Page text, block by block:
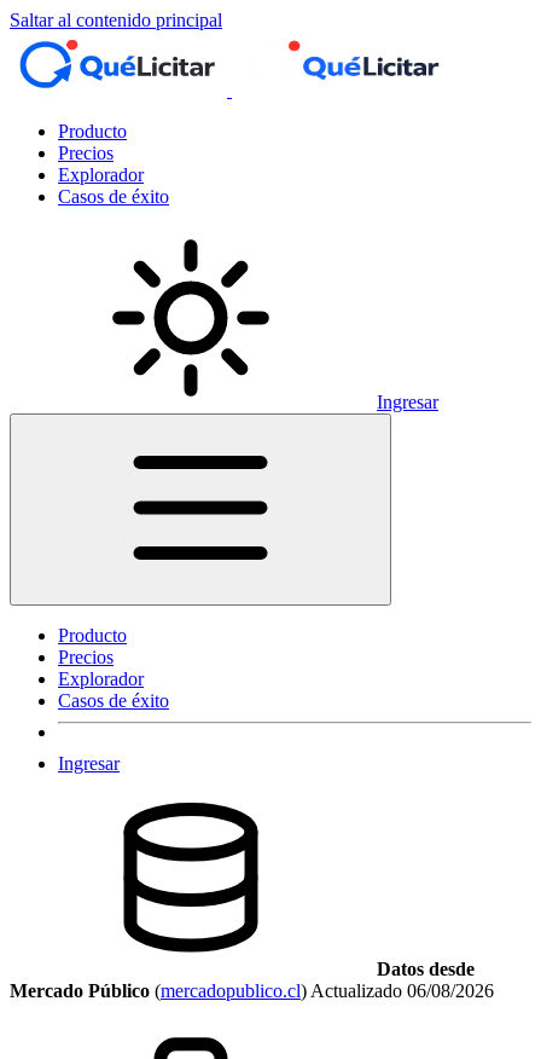
Saltar al contenido principal
Producto
Precios
Explorador
Casos de éxito
Ingresar
Producto
Precios
Explorador
Casos de éxito
Ingresar
Datos desde
Mercado Público (mercadopublico.cl) Actualizado 06/08/2026